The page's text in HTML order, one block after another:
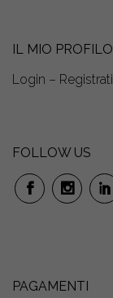
IL MIO PROFILO
Login – Registrati
FOLLOW US
PAGAMENTI